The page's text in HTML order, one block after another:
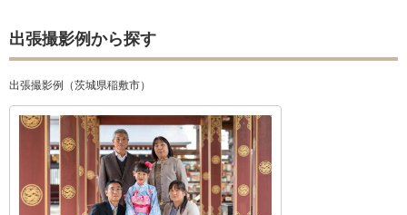
出張撮影例から探す
出張撮影例（茨城県稲敷市）